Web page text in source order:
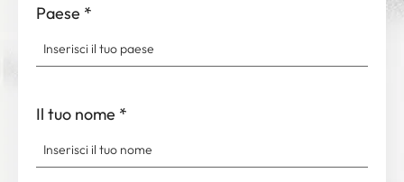
Paese *
Il tuo nome *